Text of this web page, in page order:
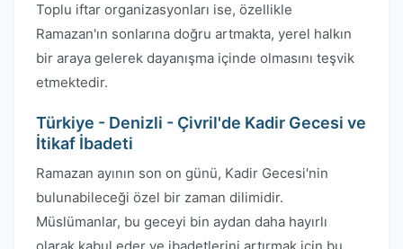
Toplu iftar organizasyonları ise, özellikle
Ramazan'ın sonlarına doğru artmakta, yerel halkın
bir araya gelerek dayanışma içinde olmasını teşvik
etmektedir.
Türkiye - Denizli - Çivril'de Kadir Gecesi ve
İtikaf İbadeti
Ramazan ayının son on günü, Kadir Gecesi'nin
bulunabileceği özel bir zaman dilimidir.
Müslümanlar, bu geceyi bin aydan daha hayırlı